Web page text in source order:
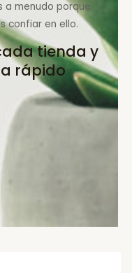
a menudo porque
confiar en ello.
tienda y
rápido